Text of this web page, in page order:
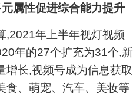
属性促进综合能力提升
年上半年视灯视频
年的27个扩充为31个,新
增长,视频号成为信息获取
食、萌宠、汽车、美妆等